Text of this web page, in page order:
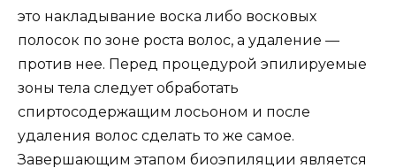
это накладывание воска либо восковых
полосок по зоне роста волос, а удаление —
против нее. Перед процедурой эпилируемые
зоны тела следует обработать
спиртосодержащим лосьоном и после
удаления волос сделать то же самое.
Завершающим этапом биоэпиляции является